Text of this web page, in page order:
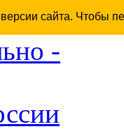
сайта. Чтобы
-